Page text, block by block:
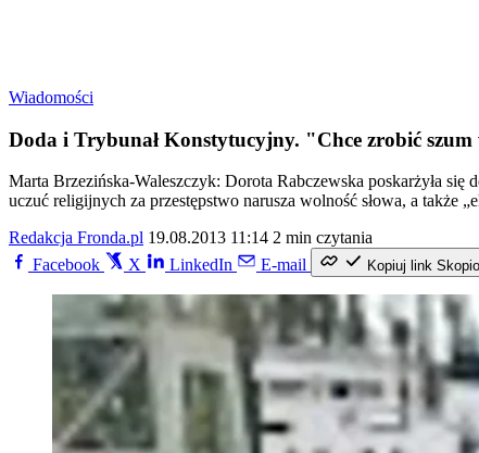
Wiadomości
Doda i Trybunał Konstytucyjny. "Chce zrobić szum
Marta Brzezińska-Waleszczyk: Dorota Rabczewska poskarżyła
uczuć religijnych za przestępstwo narusza wolność słowa, a także
Redakcja Fronda.pl 19.08.2013 11:14 2 min czytania
Facebook
X LinkedIn E-mail Kopiuj link